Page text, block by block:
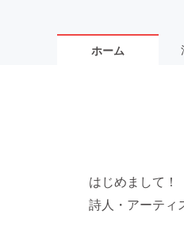
ホーム
はじめまして！
詩人・アーティ